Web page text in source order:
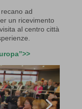
ad
un ricevimento
al centro città